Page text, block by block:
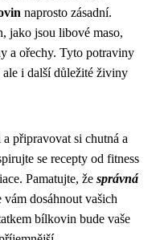
naprosto zásadní.
jako jsou libové maso,
a ořechy. Tyto potraviny
i další důležité živiny
připravovat si chutná a
se recepty od fitness
Pamatujte, že správná
vám dosáhnout vašich
bílkovin bude vaše